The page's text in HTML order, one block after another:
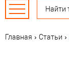
Главная › Статьи ›